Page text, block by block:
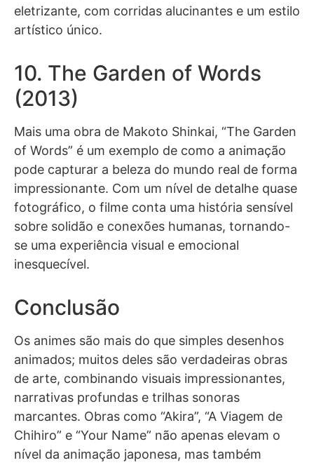
eletrizante, com corridas alucinantes e um estilo
artístico único.
10. The Garden of Words
(2013)
Mais uma obra de Makoto Shinkai, “The Garden
of Words” é um exemplo de como a animação
pode capturar a beleza do mundo real de forma
impressionante. Com um nível de detalhe quase
fotográfico, o filme conta uma história sensível
sobre solidão e conexões humanas, tornando-
se uma experiência visual e emocional
inesquecível.
Conclusão
Os animes são mais do que simples desenhos
animados; muitos deles são verdadeiras obras
de arte, combinando visuais impressionantes,
narrativas profundas e trilhas sonoras
marcantes. Obras como “Akira”, “A Viagem de
Chihiro” e “Your Name” não apenas elevam o
nível da animação japonesa, mas também